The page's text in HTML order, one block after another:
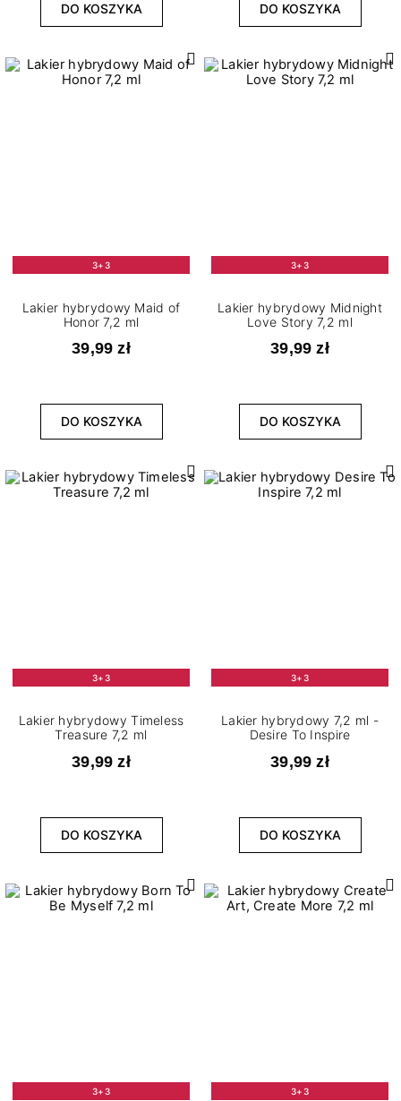
DO KOSZYKA DO KOSZYKA
3+3
Lakier hybrydowy Maid of
Honor 7,2 ml
39,99 zł
DO KOSZYKA
3+3
Lakier hybrydowy Midnight
Love Story 7,2 ml
39,99 zł
DO KOSZYKA
3+3
Lakier hybrydowy Timeless
Treasure 7,2 ml
39,99 zł
DO KOSZYKA
3+3
Lakier hybrydowy 7,2 ml -
Desire To Inspire
39,99 zł
DO KOSZYKA
3+3 3+3